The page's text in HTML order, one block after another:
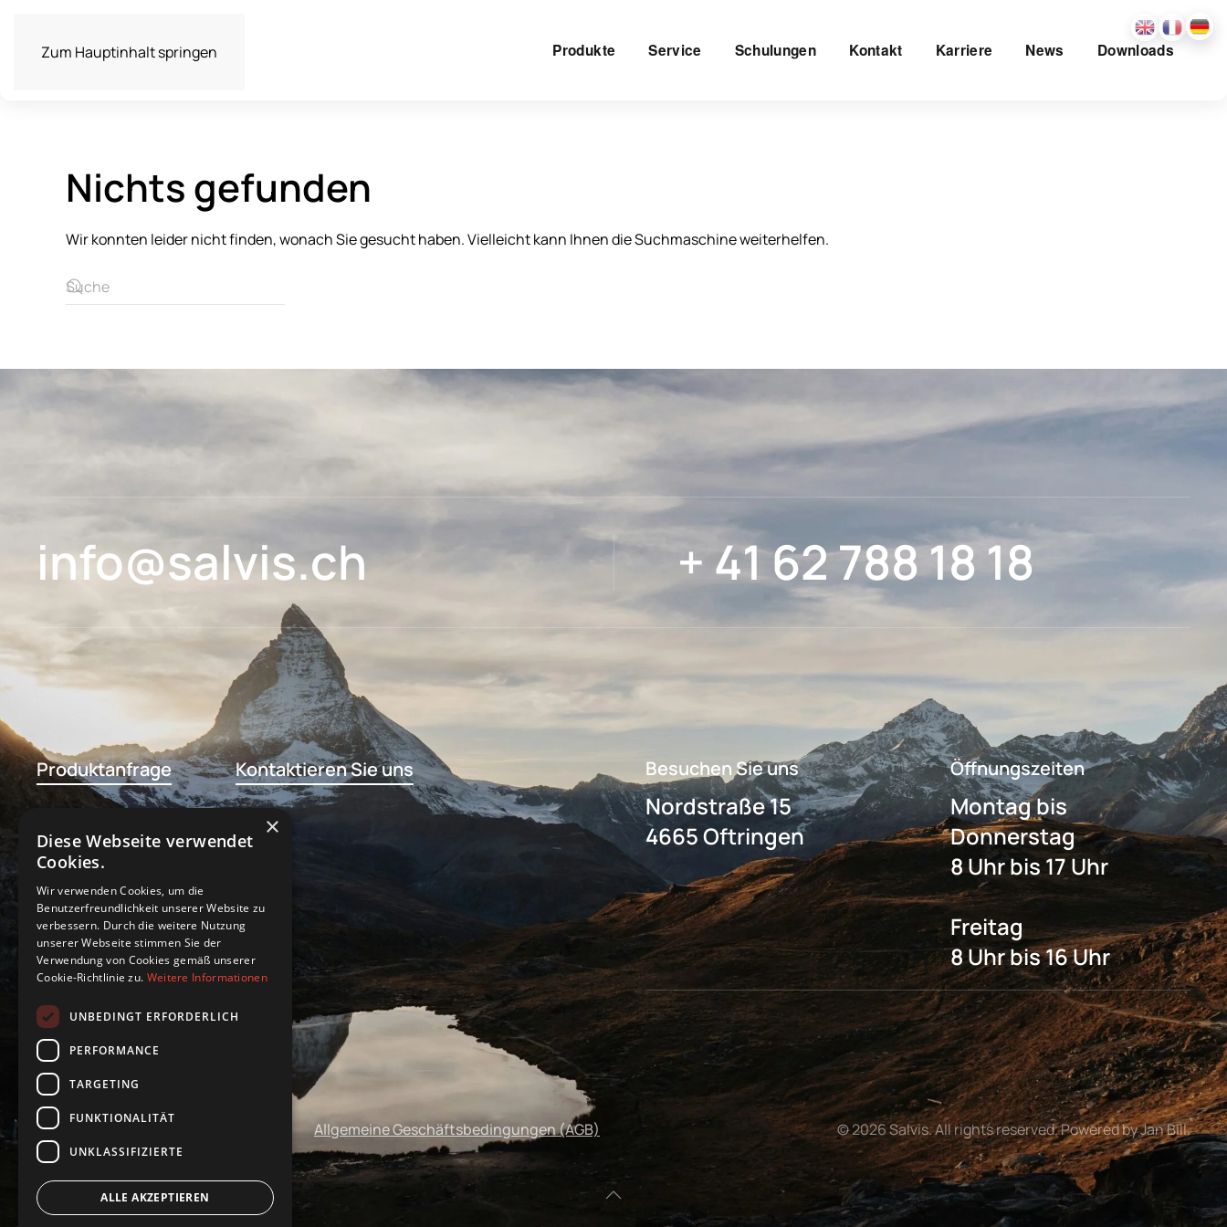
Zum Hauptinhalt springen Produkte Service Schulungen Kontakt Karriere News Downloads
Nichts gefunden
Wir konnten leider nicht finden, wonach Sie gesucht haben. Vielleicht kann Ihnen die Suchmaschine weiterhelfen.
info@salvis.ch + 41 62 788 18 18
Produktanfrage Kontaktieren Sie uns Besuchen Sie uns
Nordstraße 15
4665 Oftringen
Öffnungszeiten
Montag bis
Donnerstag
8 Uhr bis 17 Uhr
Freitag
8 Uhr bis 16 Uhr
Impressum Allgemeine Geschäftsbedingungen (AGB) ©2026Salvis. All rights reserved. Powered by Jan Bill.
×
Diese Webseite verwendet
Cookies.
Wir verwenden Cookies, um die
Benutzerfreundlichkeit unserer Website zu
verbessern. Durch die weitere Nutzung
unserer Webseite stimmen Sie der
Verwendung von Cookies gemäß unserer
Cookie-Richtlinie zu. Weitere Informationen
UNBEDINGT ERFORDERLICH
PERFORMANCE
TARGETING
FUNKTIONALITÄT
UNKLASSIFIZIERTE
ALLE AKZEPTIEREN